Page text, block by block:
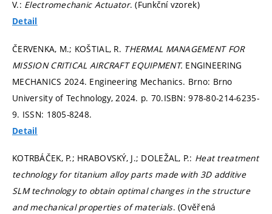
V.: Electromechanic Actuator. (Funkční vzorek)
Detail
ČERVENKA, M.; KOŠTIAL, R. THERMAL MANAGEMENT FOR
MISSION CRITICAL AIRCRAFT EQUIPMENT. ENGINEERING
MECHANICS 2024. Engineering Mechanics. Brno: Brno
University of Technology, 2024. p. 70.ISBN: 978-80-214-6235-
9. ISSN: 1805-8248.
Detail
KOTRBÁČEK, P.; HRABOVSKÝ, J.; DOLEŽAL, P.: Heat treatment
technology for titanium alloy parts made with 3D additive
SLM technology to obtain optimal changes in the structure
and mechanical properties of materials. (Ověřená